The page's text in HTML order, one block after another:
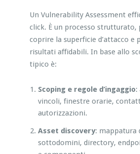
Un Vulnerability Assessment
click. È un processo
coprire la superficie d’attacco e
risultati affidabili. In base allo
tipico è:
Scoping e regole d’ingaggio:
vincoli, finestre orarie,
autorizzazioni.
Asset discovery: mappatura
sottodomini, directory,